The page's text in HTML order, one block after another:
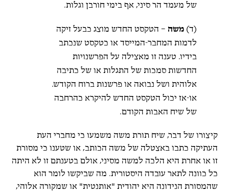
של מעמד הר סיני, אף בימי חורבן וגלות.
(ד) משה – הטקסט החדש מוצג כבעל זיקה
לדמות המחבר-המייסד או כטקסט שנכתב
בידיו. טענה זו מאצילה על הפרשנויות
החדשות סמכות של התגלות או של כתיבה
אלוהית ושל נבואה או פרשנות ברוח הקודש.
או-אז יכול הטקסט החדש להיקרא כהרחבה
של שיח האבות הקודם.
קיצורו של דבר, שיח תורת משה משמעו כי מחברי העת
העתיקה כתבו באצטלה של משה הכותב, או שטענו כי מסורת
זו או אחרת היא הלכה למשה מסיני, אולם בטענתם זו לא היתה
כל כוונה לתאר עובדה היסטורית. מה שביקשו לומר הוא
שהמסורת הנידונה היא יהודית "אותנטית" או שמקורה אלוהי,